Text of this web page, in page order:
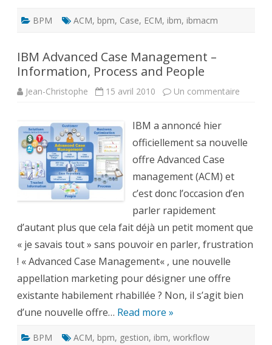
BPM ACM, bpm, Case, ECM, ibm, ibmacm
IBM Advanced Case Management –
Information, Process and People
Jean-Christophe 15 avril 2010 Un commentaire
Process
IBM a annoncé hier
officiellement sa nouvelle
offre Advanced Case
management (ACM) et
c’est donc l’occasion d’en
parler rapidement
d’autant plus que cela fait déjà un petit moment que
« je savais tout » sans pouvoir en parler, frustration
! « Advanced Case Management« , une nouvelle
appellation marketing pour désigner une offre
existante habilement rhabillée ? Non, il s’agit bien
d’une nouvelle offre… Read more »
BPM ACM, bpm, gestion, ibm, workflow